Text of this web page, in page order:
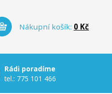
Nákupní košík: 0 Kč
Rádi poradíme
tel.: 775 101 466